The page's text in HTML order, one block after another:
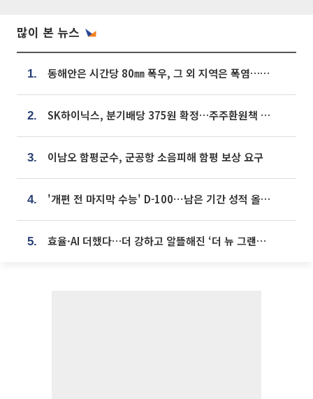
많이 본 뉴스
1. 동해안은 시간당 80㎜ 폭우, 그 외 지역은 폭염…‘극과 극 날씨’
2. SK하이닉스, 분기배당 375원 확정…주주환원책 9월로 앞당겨 발표
3. 이남오 함평군수, 군공항 소음피해 함평 보상 요구
4. '개편 전 마지막 수능' D-100⋯남은 기간 성적 올릴 전략은
5. 효율·AI 더했다…더 강하고 알뜰해진 ‘더 뉴 그랜저 하이브리드’ [ET의 모빌리티]